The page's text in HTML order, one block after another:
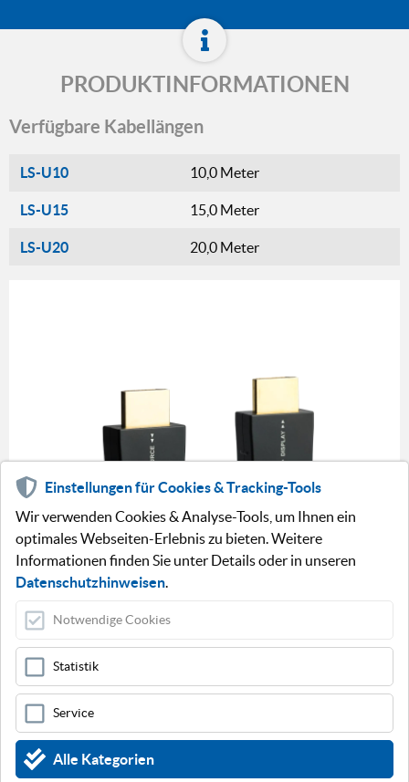
PRODUKTINFORMATIONEN
Verfügbare Kabellängen
LS-U10 10,0 Meter
LS-U15 15,0 Meter
LS-U20 20,0 Meter
TECHNISCHE DATEN
Einstellungen für Cookies & Tracking-Tools
Wir verwenden Cookies & Analyse-Tools, um Ihnen ein
optimales Webseiten-Erlebnis zu bieten. Weitere
Informationen finden Sie unter Details oder in unseren
Datenschutzhinweisen.
Notwendige Cookies
Statistik
Service
Alle Kategorien